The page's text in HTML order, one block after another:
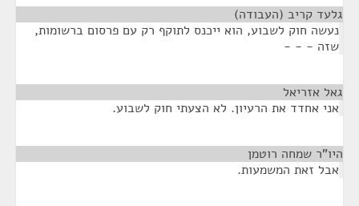
גלעד קריב (העבודה)
נעשה חוק לשבוע, הוא ייכנס לתוקף רק עם פרסום ברשומות,
שזה - - -
גאל אזריאל
אני אחדד את הרעיון. לא הצעתי חוק לשבוע.
היו"ר שמחה רוטמן
אבל זאת המשמעות.